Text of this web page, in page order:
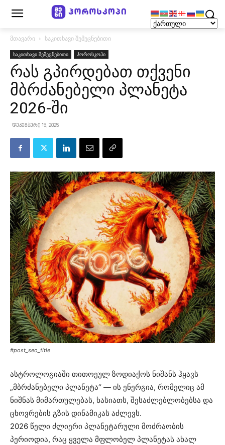
მთავარი საკითხავი შემეცნებითი
საკითხავი შემეცნებითი ჰოროსკოპი
რას გპირდებათ თქვენი
მბრძანებელი პლანეტა
2026-ში
დეკემბერი 15, 2025
#post_seo_title
ასტროლოგიაში თითოეულ ზოდიაქოს ნიშანს ჰყავს
„მბრძანებელი პლანეტა“ — ის ენერგია, რომელიც ამ
ნიშნას მიმართულებას, ხასიათს, შესაძლებლობებსა და
ცხოვრების გზის დინამიკას აძლევს.
2026 წელი ძლიერი პლანეტარული მოძრაობის
პერიოდია, რაც ყველა მფლობელ პლანეტას ახალ